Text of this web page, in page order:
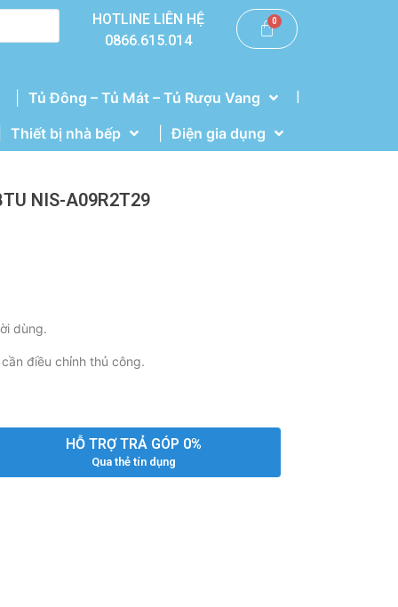
HOTLINE LIÊN HỆ
0866.615.014
Tủ Đông – Tủ Mát – Tủ Rượu Vang
Thiết bị nhà bếp Điện gia dụng
|
NIS-A09R2T29
dùng.
điều chỉnh thủ công.
HỖ TRỢ TRẢ GÓP 0%
Qua thẻ tín dụng